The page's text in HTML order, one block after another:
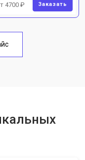
4700 ₽ Заказать